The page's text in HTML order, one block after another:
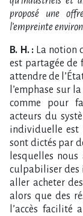
proposé une
l’empreinte
B. H. :
La notion
est partagée de
attendre de
l’emphase sur
comme pour
acteurs du
individuelle est
sont dictés par
lesquelles
culpabiliser
aller acheter
alors que des
l’accès